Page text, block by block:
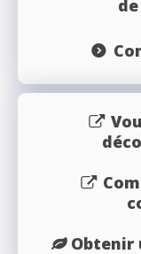
Obtenir